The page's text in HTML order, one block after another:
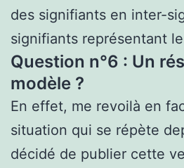
des signifiants en inter-
signifiants représentant
Question n°6 : Un
modèle ?
En effet, me revoilà en
situation qui se répète
décidé de publier cette